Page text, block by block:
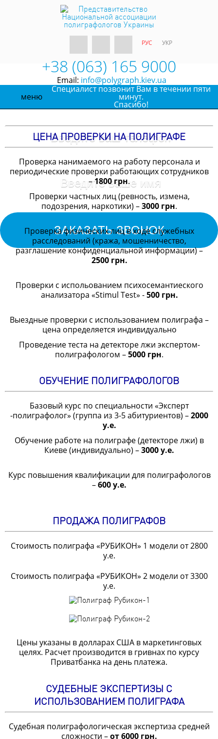
РУС УКР
+38 (063) 165 9000
Email: info@polygraph.kiev.ua
меню
Специалист позвонит Вам в течении пяти
минут.
Спасибо!
ЗАКАЗАТЬ ЗВОНОК
ЦЕНА ПРОВЕРКИ НА ПОЛИГРАФЕ
Проверка нанимаемого на работу персонала и
периодические проверки работающих сотрудников
–1800 грн.
Проверки частных лиц (ревность, измена,
подозрения, наркотики) –3000 грн.
Проверка физических лиц в ходе служебных
расследований (кража, мошенничество,
разглашение конфиденциальной информации) –
2500 грн.
Проверки с испольованием психосeмантиеского
анализатора «Stimul Test» -500 грн.
Выездные проверки с использованием полиграфа –
цена определяется индивидуально
Проведение теста на детекторе лжи экспертом-
полиграфологом –5000 грн.
ОБУЧЕНИЕ ПОЛИГРАФОЛОГОВ
Базовый курс по специальности «Эксперт
-полиграфолог» (группа из 3-5 абитуриентов) –2000
у.е.
Обучение работе на полиграфе (детекторе лжи) в
Киеве (индивидуально) –3000 у.е.
Курс повышения квалификации для полиграфологов
–600 у.е.
ПРОДАЖА ПОЛИГРАФОВ
Стоимость полиграфа «РУБИКОН» 1 модели от 2800
у.е.
Стоимость полиграфа «РУБИКОН» 2 модели от 3300
у.е.
Цены указаны в долларах США в маркетинговых
целях. Расчет производится в гривнах по курсу
Приватбанка на день платежа.
СУДЕБНЫЕ ЭКСПЕРТИЗЫ С
ИСПОЛЬЗОВАНИЕМ ПОЛИГРАФА
Судебная полиграфологическая экспертиза средней
сложности –от 6000 грн.